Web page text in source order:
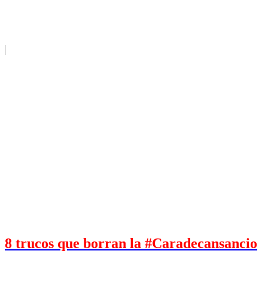
8 trucos que borran la #Caradecansancio